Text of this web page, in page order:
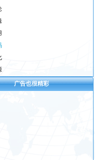
广告也很精彩